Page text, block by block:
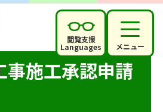
閲覧支援
Languages メニュー
事施工承認申請